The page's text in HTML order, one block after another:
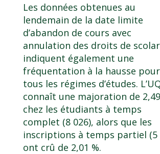
Les données obtenues au
lendemain de la date limite
d’abandon de cours avec
annulation des droits de
indiquent également une
fréquentation à la hausse pour
tous les régimes d’études.
connaît une majoration de
chez les étudiants à temps
complet (8 026), alors que les
inscriptions à temps partiel (5
ont crû de 2,01 %.